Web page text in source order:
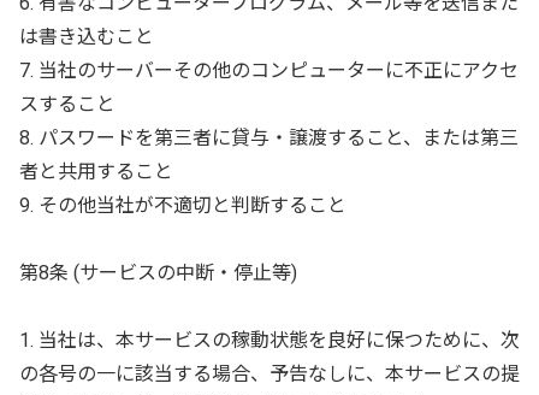
は書き込むこと
7. 当社のサーバーその他のコンピューターに不正にアクセ
スすること
8. パスワードを第三者に貸与・譲渡すること、または第三
者と共用すること
9. その他当社が不適切と判断すること
第8条 (サービスの中断・停止等)
1. 当社は、本サービスの稼動状態を良好に保つために、次
の各号の一に該当する場合、予告なしに、本サービスの提